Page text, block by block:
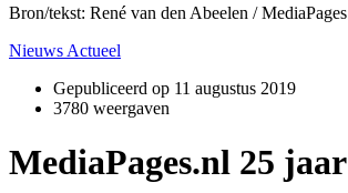
Bron/tekst: René van den Abeelen / MediaPages
Nieuws Actueel
Gepubliceerd op 11 augustus 2019
3780 weergaven
MediaPages.nl 25 jaar